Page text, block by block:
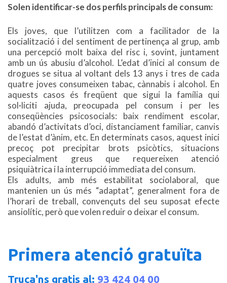
Solen identificar-se dos perfils principals de consum:
Els joves, que l’utilitzen com a facilitador de la
socialització i del sentiment de pertinença al grup, amb
una percepció molt baixa del risc i, sovint, juntament
amb un ús abusiu d’alcohol. L’edat d’inici al consum de
drogues se situa al voltant dels 13 anys i tres de cada
quatre joves consumeixen tabac, cànnabis i alcohol. En
aquests casos és freqüent que sigui la família qui
sol·liciti ajuda, preocupada pel consum i per les
conseqüències psicosocials: baix rendiment escolar,
abandó d’activitats d’oci, distanciament familiar, canvis
de l’estat d’ànim, etc. En determinats casos, aquest inici
precoç pot precipitar brots psicòtics, situacions
especialment greus que requereixen atenció
psiquiàtrica i la interrupció immediata del consum.
Els adults, amb més estabilitat sociolaboral, que
mantenien un ús més “adaptat”, generalment fora de
l’horari de treball, convençuts del seu suposat efecte
ansiolític, però que volen reduir o deixar el consum.
Primera atenció gratuïta
Truca'ns gratis al: 93 424 04 00